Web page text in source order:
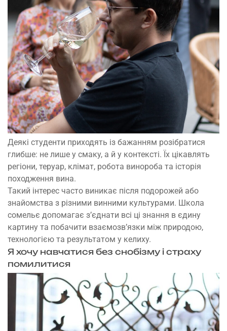
Деякі студенти приходять із бажанням розібратися
глибше: не лише у смаку, а й у контексті. Їх цікавлять
регіони, теруар, клімат, робота винороба та історія
походження вина.
Такий інтерес часто виникає після подорожей або
знайомства з різними винними культурами. Школа
сомельє допомагає з’єднати всі ці знання в єдину
картину та побачити взаємозв’язки між природою,
технологією та результатом у келиху.
Я хочу навчатися без снобізму і страху
помилитися